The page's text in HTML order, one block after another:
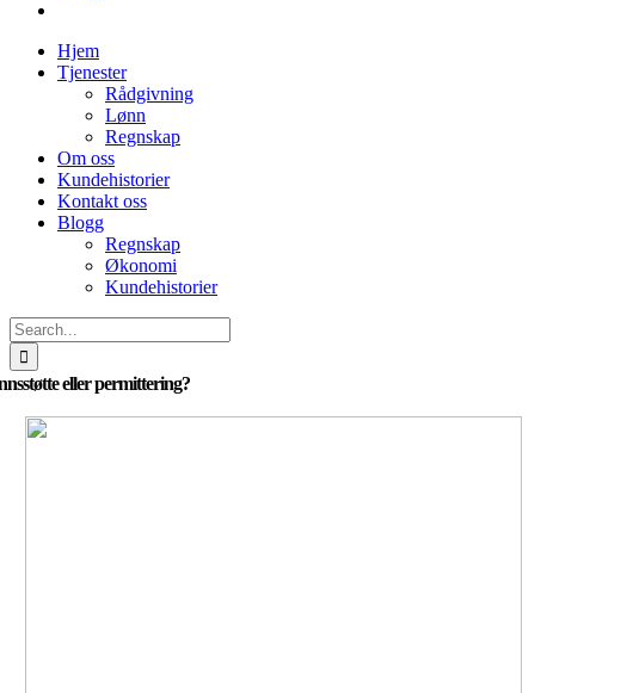
Hjem
Tjenester
Rådgivning
Lønn
Regnskap
Om oss
Kundehistorier
Kontakt oss
Blogg
Regnskap
Økonomi
Kundehistorier
Search
for:
eller permittering?